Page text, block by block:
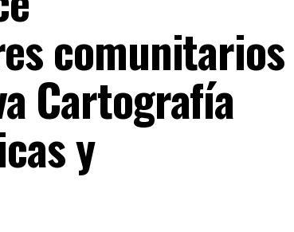
comunitarios
Cartografía
y